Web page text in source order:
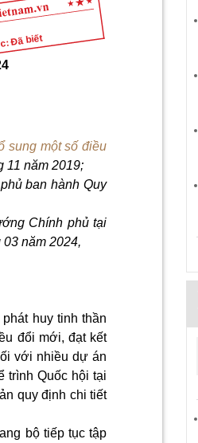
Đã biết
sung một số điều
11 năm 2019;
ban hành Quy
Chính phủ tại
năm 2024,
huy tinh thần
đổi mới, đạt kết
với nhiều dự án
trình Quốc hội tại
quy định chi tiết
bộ tiếp tục tập